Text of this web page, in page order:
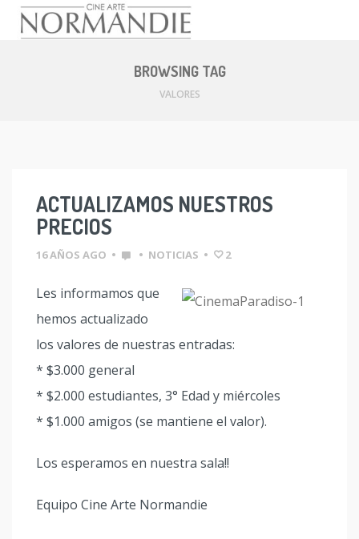
BROWSING TAG
VALORES
ACTUALIZAMOS NUESTROS
PRECIOS
16 AÑOS AGO • • NOTICIAS • 2
Les informamos que
hemos actualizado
los valores de nuestras entradas:
* $3.000 general
* $2.000 estudiantes, 3° Edad y miércoles
* $1.000 amigos (se mantiene el valor).
Los esperamos en nuestra sala!!
Equipo Cine Arte Normandie